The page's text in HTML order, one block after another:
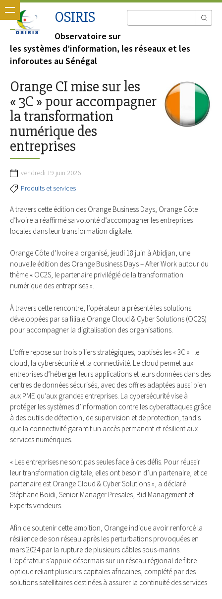
OSIRIS
Observatoire sur
les systèmes d’information, les réseaux et les
inforoutes au Sénégal
Orange CI mise sur les
« 3C » pour accompagner
la transformation
numérique des
entreprises
vendredi 19 juin 2026
Produits et services
A travers cette édition des Orange Business Days, Orange Côte
d’Ivoire a réaffirmé sa volonté d’accompagner les entreprises
locales dans leur transformation digitale.
Orange Côte d’Ivoire a organisé, jeudi 18 juin à Abidjan, une
nouvelle édition des Orange Business Days – After Work autour du
thème « OC2S, le partenaire privilégié de la transformation
numérique des entreprises ».
À travers cette rencontre, l’opérateur a présenté les solutions
développées par sa filiale Orange Cloud & Cyber Solutions (OC2S)
pour accompagner la digitalisation des organisations.
L’offre repose sur trois piliers stratégiques, baptisés les « 3C » : le
cloud, la cybersécurité et la connectivité. Le cloud permet aux
entreprises d’héberger leurs applications et leurs données dans des
centres de données sécurisés, avec des offres adaptées aussi bien
aux PME qu’aux grandes entreprises. La cybersécurité vise à
protéger les systèmes d’information contre les cyberattaques grâce
à des outils de détection, de supervision et de protection, tandis
que la connectivité garantit un accès permanent et résilient aux
services numériques.
« Les entreprises ne sont pas seules face à ces défis. Pour réussir
leur transformation digitale, elles ont besoin d’un partenaire, et ce
partenaire est Orange Cloud & Cyber Solutions », a déclaré
Stéphane Boidi, Senior Manager Presales, Bid Management et
Experts vendeurs.
Afin de soutenir cette ambition, Orange indique avoir renforcé la
résilience de son réseau après les perturbations provoquées en
mars 2024 par la rupture de plusieurs câbles sous-marins.
L’opérateur s’appuie désormais sur un réseau régional de fibre
optique reliant plusieurs capitales africaines, complété par des
solutions satellitaires destinées à assurer la continuité des services.